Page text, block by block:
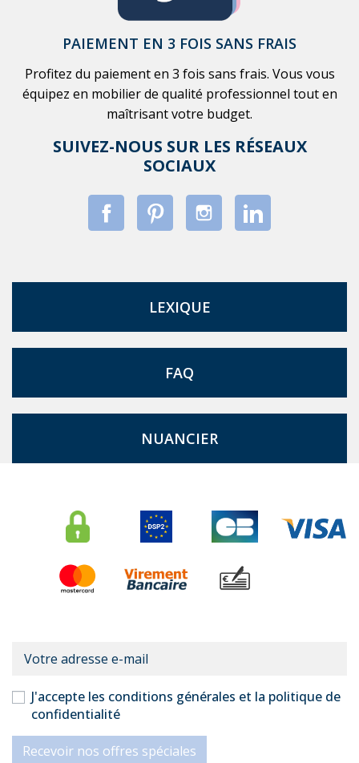
PAIEMENT EN 3 FOIS SANS FRAIS
Profitez du paiement en 3 fois sans frais. Vous vous
équipez en mobilier de qualité professionnel tout en
maîtrisant votre budget.
SUIVEZ-NOUS SUR LES RÉSEAUX
SOCIAUX
LEXIQUE
FAQ
NUANCIER
J'accepte les conditions générales et la politique de
confidentialité
Recevoir nos offres spéciales